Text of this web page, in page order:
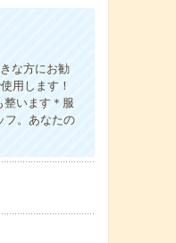
な方にお勧
用します！
整います＊服
フ。あなたの